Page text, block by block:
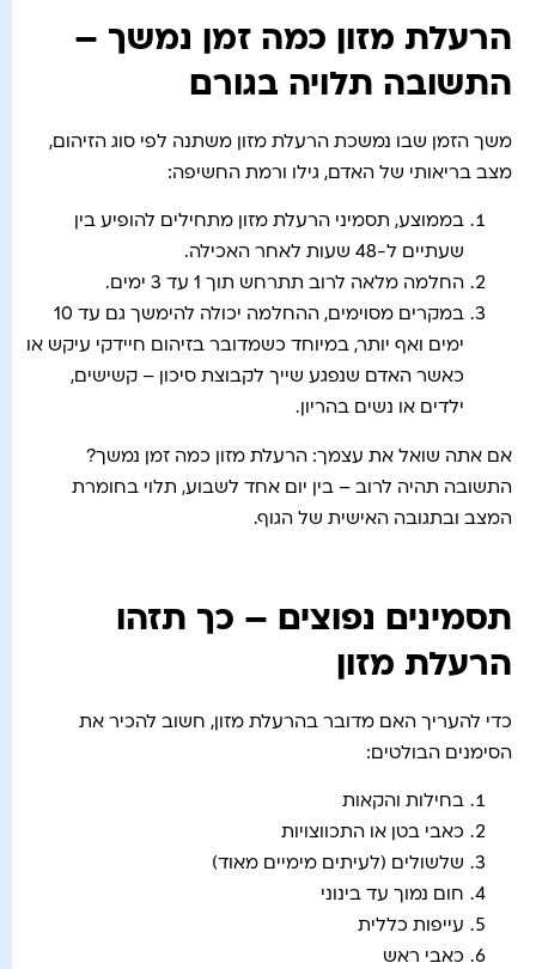
הרעלת מזון כמה זמן נמשך –
התשובה תלויה בגורם
משך הזמן שבו נמשכת הרעלת מזון משתנה לפי סוג הזיהום,
מצב בריאותי של האדם, גילו ורמת החשיפה:
בממוצע, תסמיני הרעלת מזון מתחילים להופיע בין
שעתיים ל-48 שעות לאחר האכילה.
החלמה מלאה לרוב תתרחש תוך 1 עד 3 ימים.
במקרים מסוימים, ההחלמה יכולה להימשך גם עד 10
ימים ואף יותר, במיוחד כשמדובר בזיהום חיידקי עיקש או
כאשר האדם שנפגע שייך לקבוצת סיכון – קשישים,
ילדים או נשים בהריון.
אם אתה שואל את עצמך: הרעלת מזון כמה זמן נמשך?
התשובה תהיה לרוב – בין יום אחד לשבוע, תלוי בחומרת
המצב ובתגובה האישית של הגוף.
תסמינים נפוצים – כך תזהו
הרעלת מזון
כדי להעריך האם מדובר בהרעלת מזון, חשוב להכיר את
הסימנים הבולטים:
בחילות והקאות
כאבי בטן או התכווצויות
שלשולים (לעיתים מימיים מאוד)
חום נמוך עד בינוני
עייפות כללית
כאבי ראש